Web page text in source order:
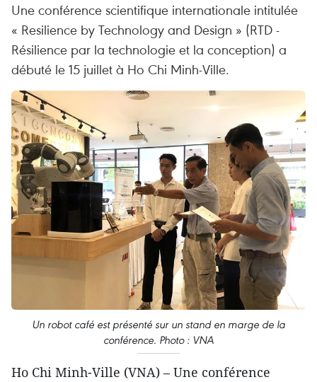
Une conférence scientifique internationale intitulée
« Resilience by Technology and Design » (RTD -
Résilience par la technologie et la conception) a
débuté le 15 juillet à Ho Chi Minh-Ville.
Un robot café est présenté sur un stand en marge de la
conférence. Photo : VNA
Ho Chi Minh-Ville (VNA) – Une conférence